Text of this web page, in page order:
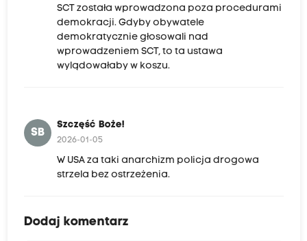
SCT została wprowadzona poza procedurami
demokracji. Gdyby obywatele
demokratycznie głosowali nad
wprowadzeniem SCT, to ta ustawa
wylądowałaby w koszu.
SB
Szczęść Boże!
2026-01-05
W USA za taki anarchizm policja drogowa
strzela bez ostrzeżenia.
Dodaj komentarz